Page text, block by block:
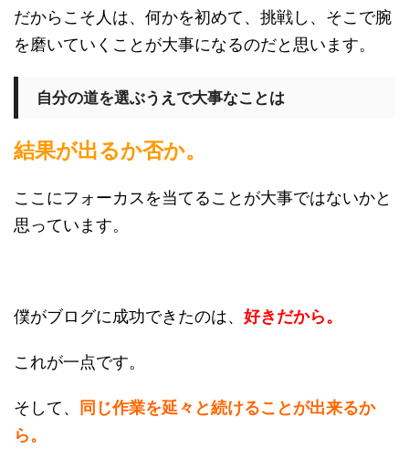
だからこそ人は、何かを初めて、挑戦し、そこで腕
を磨いていくことが大事になるのだと思います。
自分の道を選ぶうえで大事なことは
結果が出るか否か。
ここにフォーカスを当てることが大事ではないかと
思っています。
僕がブログに成功できたのは、 好きだから。
これが一点です。
そして、
同じ作業を延々と続けることが出来るか
ら。